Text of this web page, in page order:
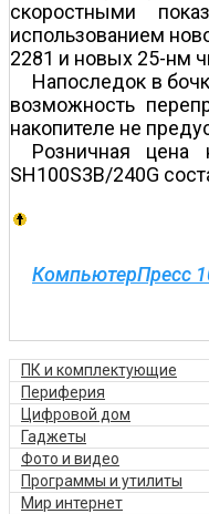
скоростными
использованием
2281 и новых 25-нм
Напоследок в
возможность
накопителе не
Розничная цена
SH100S3B/240G
КомпьютерПресс
ПК и комплектующие
Периферия
Цифровой дом
Гаджеты
Фото и видео
Программы и утилиты
Мир интернет